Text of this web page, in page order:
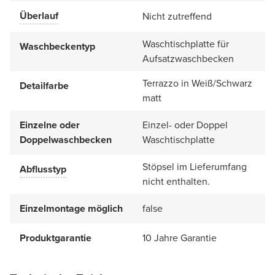
Überlauf Nicht zutreffend
Waschbeckentyp
Waschtischplatte für
Aufsatzwaschbecken
Detailfarbe
Terrazzo in Weiß/Schwarz
matt
Einzelne oder
Doppelwaschbecken
Einzel- oder Doppel
Waschtischplatte
Abflusstyp
Stöpsel im Lieferumfang
nicht enthalten.
Einzelmontage möglich
false
Produktgarantie 10 Jahre Garantie